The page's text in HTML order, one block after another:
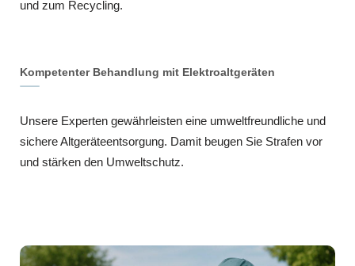
und zum Recycling.
Kompetenter Behandlung mit Elektroaltgeräten
Unsere Experten gewährleisten eine umweltfreundliche und
sichere Altgeräteentsorgung. Damit beugen Sie Strafen vor
und stärken den Umweltschutz.